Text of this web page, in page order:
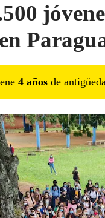
4 años de